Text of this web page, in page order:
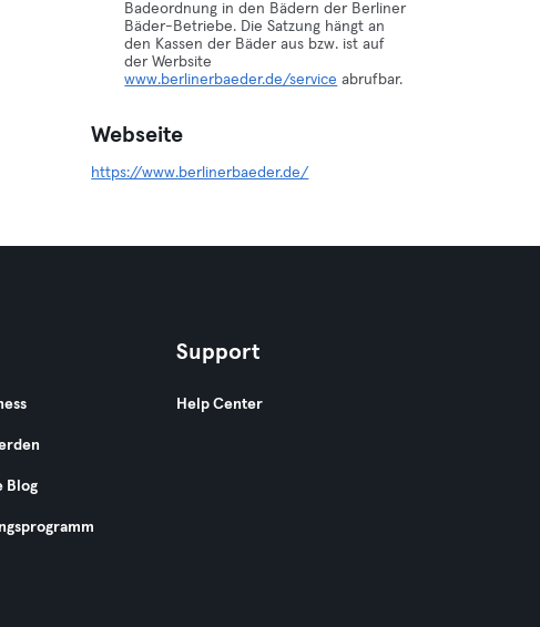
Badeordnung in den Bädern der Berliner
Bäder-Betriebe. Die Satzung hängt an
den Kassen der Bäder aus bzw. ist auf
der Werbsite
www.berlinerbaeder.de/service abrufbar.
Webseite
https://www.berlinerbaeder.de/
Blog
Support
Help Center